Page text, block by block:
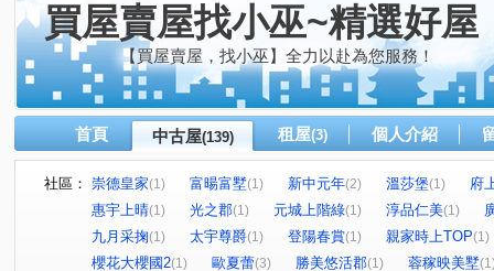
買屋賣屋找小巫~精選好屋
【買屋賣屋，找小巫】全力以赴為您服務！
首頁 中古屋(139) 租屋(3) 個人介紹
社區： 崇德皇家(1) 富暘富墅(1) 新中元年(2) 溫莎堡(1)
府
惠宇上晴(1) 光之郡(1) 元城上階綠(1) 淳品仁美(1)
九月采掬(1) 太宇尊爵(1) 登陽春賞(1) 親家時上TOP(1)
櫻花大櫻國2(1) 歐夏蕾(3) 勝美悠活郡(1) 蓉稼映美墅